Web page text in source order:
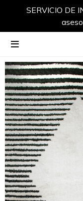
SERVICIO DE
